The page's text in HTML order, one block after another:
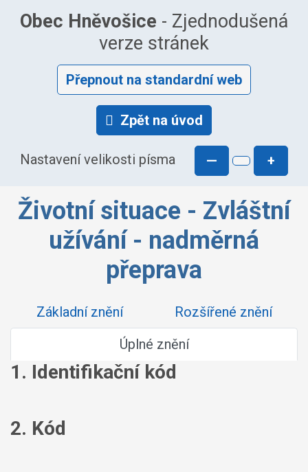
Obec Hněvošice - Zjednodušená
verze stránek
Přepnout na standardní web
Zpět na úvod
Nastavení velikosti písma — +
Životní situace - Zvláštní
užívání - nadměrná
přeprava
Základní znění
Rozšířené znění
Úplné znění
1. Identifikační kód
2. Kód